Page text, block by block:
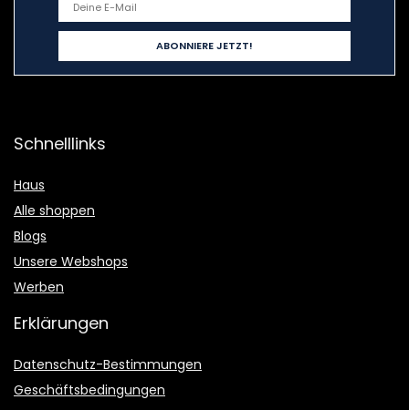
Schnelllinks
Haus
Alle shoppen
Blogs
Unsere Webshops
Werben
Erklärungen
Datenschutz-Bestimmungen
Geschäftsbedingungen